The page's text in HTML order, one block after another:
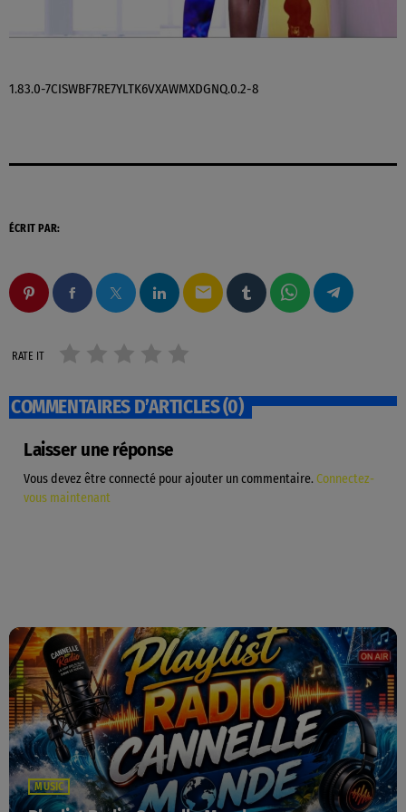
1.83.0-7CISWBF7RE7YLTK6VXAWMXDGNQ.0.2-8
ÉCRIT PAR:
email
RATE IT
COMMENTAIRES D’ARTICLES (0)
Laisser une réponse
Vous devez être connecté pour ajouter un commentaire. Connectez-
vous maintenant
MUSIC